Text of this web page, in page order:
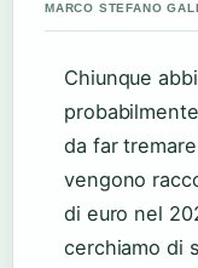
MARCO STEFANO
Chiunque
da far
vengono
di euro nel
cerchiamo di